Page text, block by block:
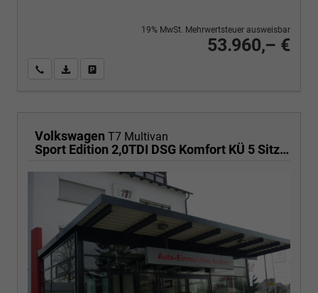
53.960,– €
19% MwSt. Mehrwertsteuer ausweisbar
Wir rufen Sie anPDF-Fahrzeugexposé drucken
Volkswagen T7 Multivan
Sport Edition 2,0TDI DSG Komfort KÜ 5 Sitzer